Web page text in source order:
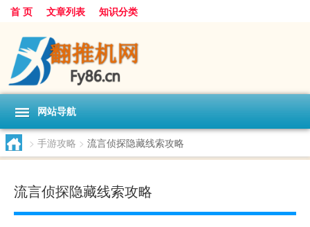
首 页 文章列表 知识分类
网站导航
> 手游攻略 > 流言侦探隐藏线索攻略
流言侦探隐藏线索攻略